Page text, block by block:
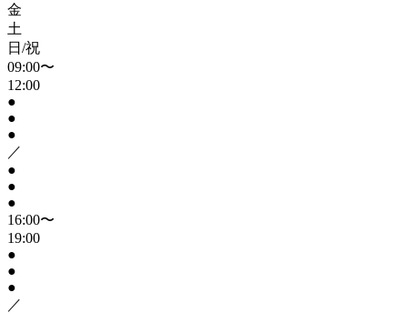
金
土
日/祝
09:00〜
12:00
●
●
●
／
●
●
●
16:00〜
19:00
●
●
●
／